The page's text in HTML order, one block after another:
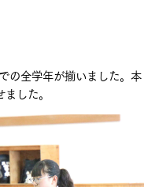
全学年が揃いました。本
した。